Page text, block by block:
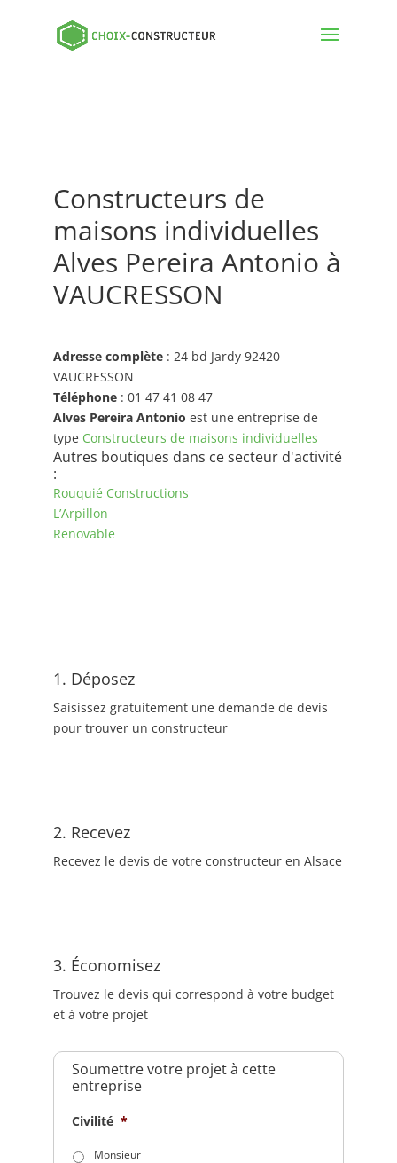
Constructeurs de
maisons individuelles
Alves Pereira Antonio à
VAUCRESSON
Adresse complète: 24 bd Jardy 92420
VAUCRESSON
Téléphone: 01 47 41 08 47
Alves Pereira Antonio est une entreprise de
type Constructeurs de maisons individuelles
Autres boutiques dans ce secteur d'activité
:
Rouquié Constructions
L’Arpillon
Renovable
1. Déposez
Saisissez gratuitement une demande de devis
pour trouver un constructeur
2. Recevez
Recevez le devis de votre constructeur en Alsace
3. Économisez
Trouvez le devis qui correspond à votre budget
et à votre projet
Soumettre votre projet à cette
entreprise
Civilité *
Monsieur